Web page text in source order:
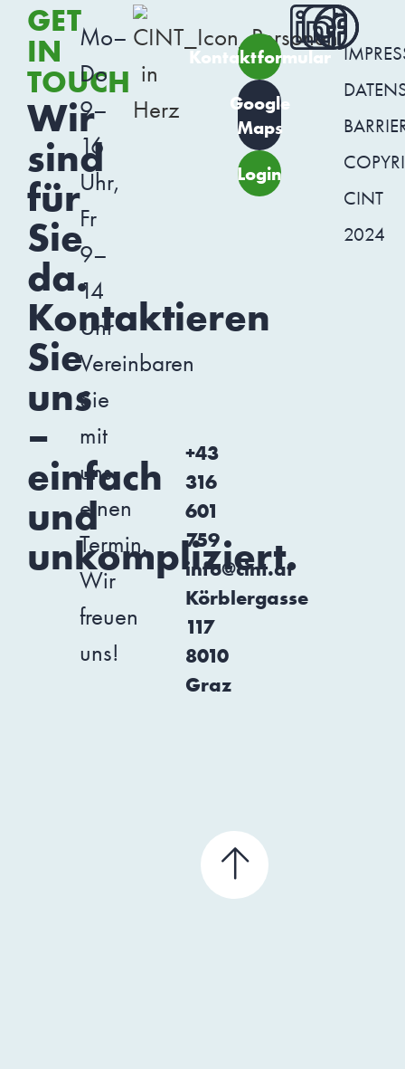
GET
IN
TOUCH
Wir
sind
für
Sie
da.
Kontaktieren
Sie
uns
–
einfach
und
unkompliziert.
Mo–
Do
9–
16
Uhr,
Fr
9–
14
Uhr
Vereinbaren
Sie
mit
uns
einen
Termin.
Wir
freuen
uns!
Körblergasse
117
8010
Graz
+43
316
601
759
info@cint.at
Kontaktformular
Google
Maps
Login
CINT
2024